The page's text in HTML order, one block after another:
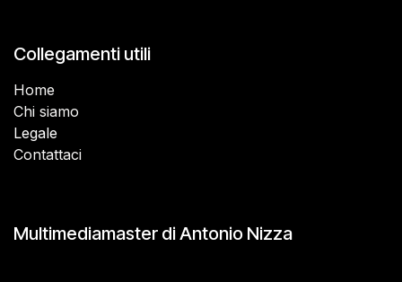
Collegamenti utili
Home
Chi siamo
Legale
Contattaci
Multimediamaster di Antonio Nizza